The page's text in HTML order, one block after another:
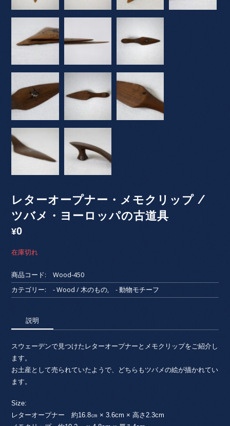
レターオープナー・メモクリップ /
ツバメ・ヨーロッパの古道具
¥0
在庫切れ
商品コード:
Wood-450
カテゴリー:
- Wood / 木のもの, - 動物モチーフ
説明
スウェーデンで見つけたレターオープナーとメモクリップをご紹介し
ます。
お土産として売られていたようで、どちらもツバメの絵が描かれてい
ます。
Size:
レターオープナー 約16.8㎝ × 3.6cm × 高さ2.3cm